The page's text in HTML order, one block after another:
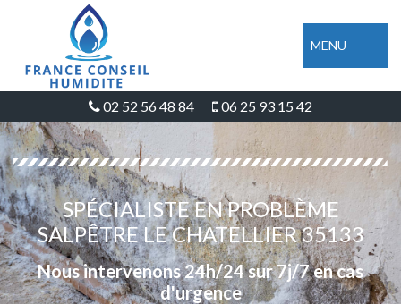
MENU
02 52 56 48 84 06 25 93 15 42
SPÉCIALISTE EN PROBLÈME
SALPÊTRE LE CHATELLIER 35133
Nous intervenons 24h/24 sur 7j/7 en cas
d'urgence